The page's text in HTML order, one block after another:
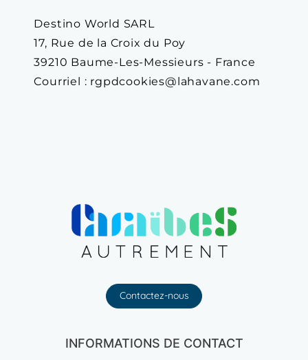
Destino World SARL
17, Rue de la Croix du Poy
39210 Baume-Les-Messieurs - France
Courriel : rgpdcookies@lahavane.com
Contactez-nous
INFORMATIONS DE CONTACT